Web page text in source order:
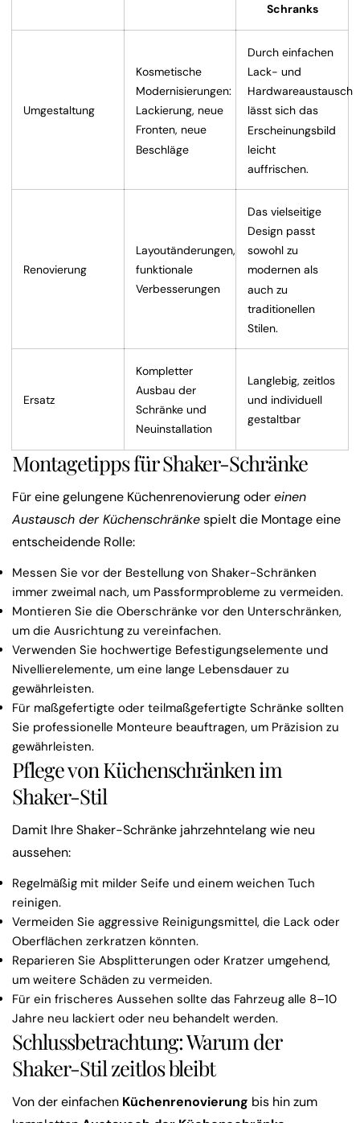
Schranks
Umgestaltung
Kosmetische
Modernisierungen:
Lackierung, neue
Fronten, neue
Beschläge
Durch einfachen
Lack- und
Hardwareaustausch
lässt sich das
Erscheinungsbild
leicht
auffrischen.
Renovierung
Layoutänderungen,
funktionale
Verbesserungen
Das vielseitige
Design passt
sowohl zu
modernen als
auch zu
traditionellen
Stilen.
Ersatz
Kompletter
Ausbau der
Schränke und
Neuinstallation
Langlebig, zeitlos
und individuell
gestaltbar
Montagetipps für Shaker-Schränke
Für eine gelungene Küchenrenovierungodereinen
Austausch der Küchenschränkespielt die Montage eine
entscheidende Rolle:
Messen Sie vor der Bestellung von Shaker-Schränken
immer zweimal nach, um Passformprobleme zu vermeiden.
Montieren Sie die Oberschränke vor den Unterschränken,
um die Ausrichtung zu vereinfachen.
Verwenden Sie hochwertige Befestigungselemente und
Nivellierelemente, um eine lange Lebensdauer zu
gewährleisten.
Für maßgefertigte oder teilmaßgefertigte Schränke sollten
Sie professionelle Monteure beauftragen, um Präzision zu
gewährleisten.
Pflege von Küchenschränken im
Shaker-Stil
Damit Ihre Shaker-Schränke jahrzehntelang wie neu
aussehen:
Regelmäßig mit milder Seife und einem weichen Tuch
reinigen.
Vermeiden Sie aggressive Reinigungsmittel, die Lack oder
Oberflächen zerkratzen könnten.
Reparieren Sie Absplitterungen oder Kratzer umgehend,
um weitere Schäden zu vermeiden.
Für ein frischeres Aussehen sollte das Fahrzeug alle 8–10
Jahre neu lackiert oder neu behandelt werden.
Schlussbetrachtung: Warum der
Shaker-Stil zeitlos bleibt
Von der einfachen Küchenrenovierung bis hin zum